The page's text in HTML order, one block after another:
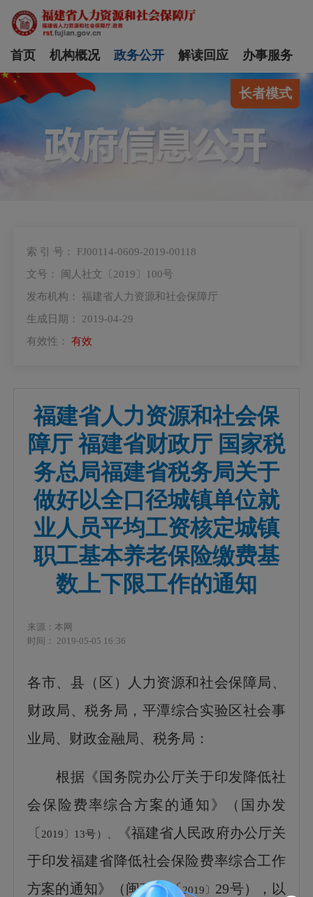
首页 机构概况 政务公开 解读回应 办事服务
长者模式
索 引 号： FJ00114-0609-2019-00118
文号： 闽人社文〔2019〕100号
发布机构： 福建省人力资源和社会保障厅
生成日期： 2019-04-29
有效性： 有效
福建省人力资源和社会保
障厅 福建省财政厅 国家税
务总局福建省税务局关于
做好以全口径城镇单位就
业人员平均工资核定城镇
职工基本养老保险缴费基
数上下限工作的通知
来源：本网
时间： 2019-05-05 16:36
各市、县（区）人力资源和社会保障局、
财政局、税务局，平潭综合实验区社会事
业局、财政金融局、税务局 ：
根据《国务院办公厅关于印发降低社
会保险费率综合方案的通知》（国办发
〔2019〕13号）、 《福建省人民政府办公厅关
于印发福建省降低社会保险费率综合工作
方案的通知》（闽政办〔2019〕 29号）
，以